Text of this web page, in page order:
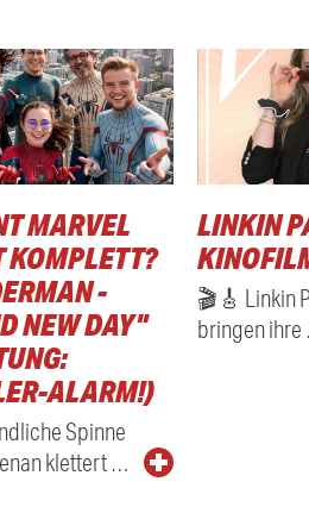
MARVEL
KOMPLETT?
-
NEW DAY"
ALARM!)
Spinne
klettert …
LINKIN
🎬🎸 Linkin
bringen